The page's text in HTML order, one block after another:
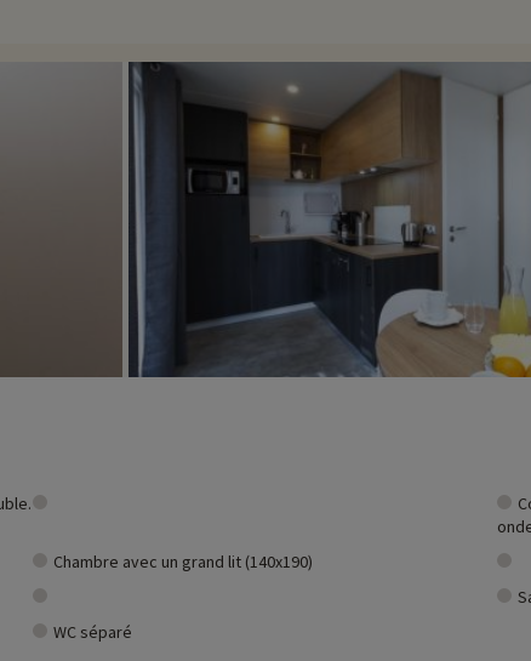
famille à proximité de nos hébergements : zoo, aquarium...Si
et vous pouvez les découvriren cliquant ici !
Chambre avec un grand lit (140x190)
WC séparé